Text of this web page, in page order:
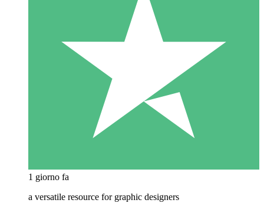
1 giorno fa
a versatile resource for graphic designers